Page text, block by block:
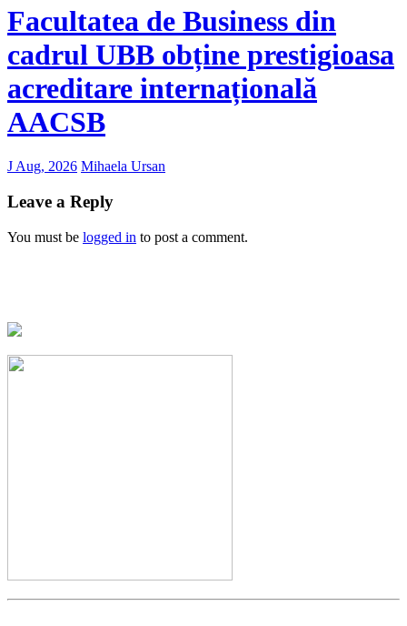
Facultatea de Business din
cadrul UBB obține prestigioasa
acreditare internațională
AACSB
J Aug, 2026 Mihaela Ursan
Leave a Reply
You must be logged in to post a comment.